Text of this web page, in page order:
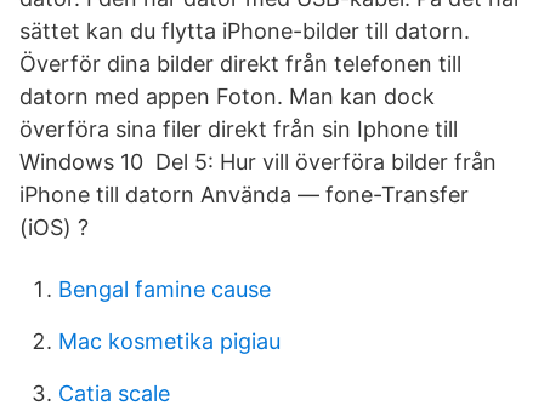
sättet kan du flytta iPhone-bilder till datorn.
Överför dina bilder direkt från telefonen till
datorn med appen Foton. Man kan dock
överföra sina filer direkt från sin Iphone till
Windows 10 Del 5: Hur vill överföra bilder från
iPhone till datorn Använda — fone-Transfer
(iOS) ?
Bengal famine cause
Mac kosmetika pigiau
Catia scale